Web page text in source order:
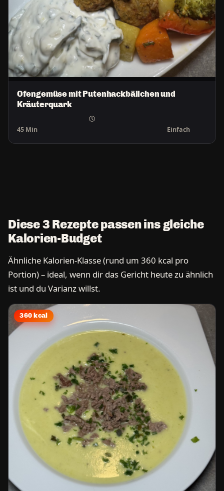
Ofengemüse mit Putenhackbällchen und
Kräuterquark
45 Min Einfach
Diese 3 Rezepte passen ins gleiche
Kalorien-Budget
Ähnliche Kalorien-Klasse (rund um 360 kcal pro
Portion) – ideal, wenn dir das Gericht heute zu ähnlich
ist und du Varianz willst.
360 kcal